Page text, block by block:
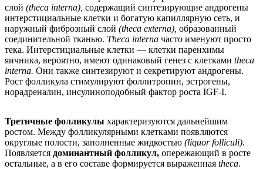
слой (theca interna), содержащий синтезирующие андрогены
интерстициальные клетки и богатую капиллярную сеть, и
наружный фиброзный слой (theca externa), образованный
соединительной тканью. Theca interna часто именуют просто
тека. Интерстициальные клетки — клетки паренхимы
яичника, вероятно, имеют одинаковый генез с клетками theca
interna. Они также синтезируют и секретируют андрогены.
Рост фолликула стимулируют фоллитропин, эстрогены,
норадреналин, инсулиноподобный фактор роста IGF-I.
Третичные фолликулы характеризуются дальнейшим
ростом. Между фолликулярными клетками появляются
округлые полости, заполненные жидкостью (liquor folliculi).
Появляется доминантный фолликул, опережающий в росте
остальные, а в его составе формируется выраженная theca.